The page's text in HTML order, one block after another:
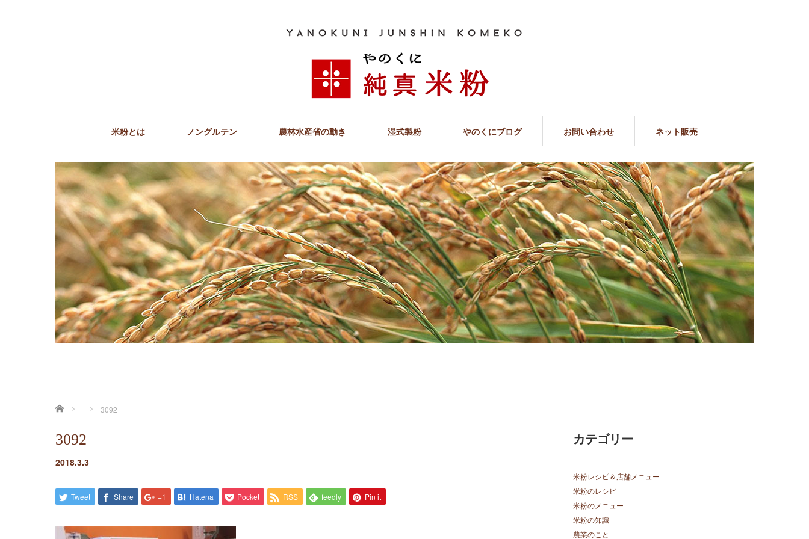
米粉とは ノングルテン 農林水産省の動き 湿式製粉 やのくにブログ お問い合わせ ネット販売
ホーム 3092
3092
2018.3.3
Tweet Share +1 Hatena Pocket RSS feedly Pin it
カテゴリー
米粉レシピ＆店舗メニュー
米粉のレシピ
米粉のメニュー
米粉の知識
農業のこと